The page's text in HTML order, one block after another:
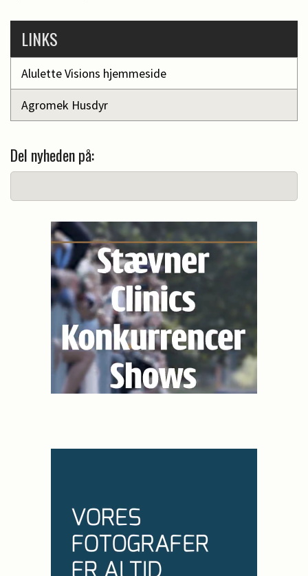
LINKS
Alulette Visions hjemmeside
Agromek Husdyr
Del nyheden på: